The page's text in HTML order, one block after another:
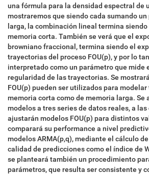
una fórmula para la densidad espectral de
mostraremos que siendo cada sumando
larga, la combinación lineal termina siendo
memoria corta. También se verá que el
browniano fraccional, termina siendo el
trayectorias del proceso FOU(p), y por lo
interpretado como un parámetro que mide
regularidad de las trayectorias. Se
FOU(p) pueden ser utilizados para
memoria corta como de memoria larga. Se
modelos a tres series de datos reales, a las
ajustarán modelos FOU(p) para distintos
comparará su performance a nivel
modelos ARMA(p,q), mediante el cálculo
calidad de predicciones como el índice de
se planteará también un procedimiento
parámetros, que resulta ser consistente y